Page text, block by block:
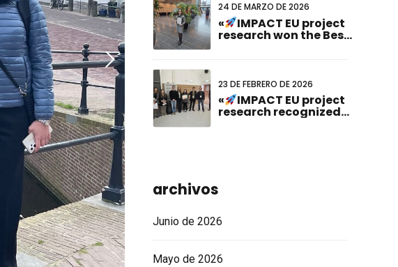
24 DE MARZO DE 2026
« IMPACT EU project
research won the Best
Meeting!» (en inglés).
23 DE FEBRERO DE 2026
« IMPACT EU project
research recognized
archivos
Junio de 2026
Mayo de 2026